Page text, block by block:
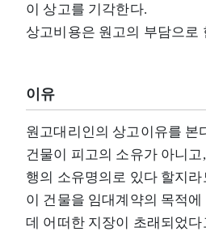
이 상고를 기각한다.
상고비용은 원고의 부담으로
이유
원고대리인의 상고이유를 본
건물이 피고의 소유가 아니
행의 소유명의로 있다 할지
이 건물을 임대계약의 목적
데 어떠한 지장이 초래되었